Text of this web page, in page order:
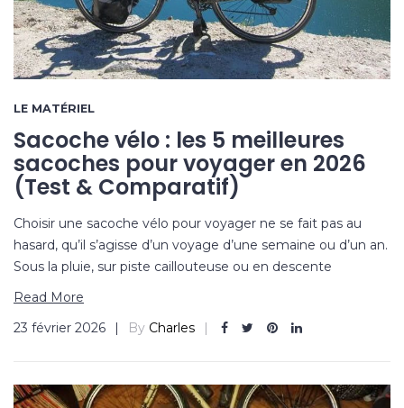
LE MATÉRIEL
Sacoche vélo : les 5 meilleures
sacoches pour voyager en 2026
(Test & Comparatif)
Choisir une sacoche vélo pour voyager ne se fait pas au
hasard, qu’il s’agisse d’un voyage d’une semaine ou d’un an.
Sous la pluie, sur piste caillouteuse ou en descente
Read More
23 février 2026
By Charles